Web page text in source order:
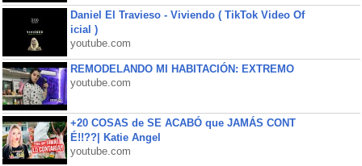
Daniel El Travieso - Viviendo ( TikTok Video Of
icial )
youtube.com
REMODELANDO MI HABITACIÓN: EXTREMO
youtube.com
+20 COSAS de SE ACABÓ que JAMÁS CONT
É!!??| Katie Angel
youtube.com